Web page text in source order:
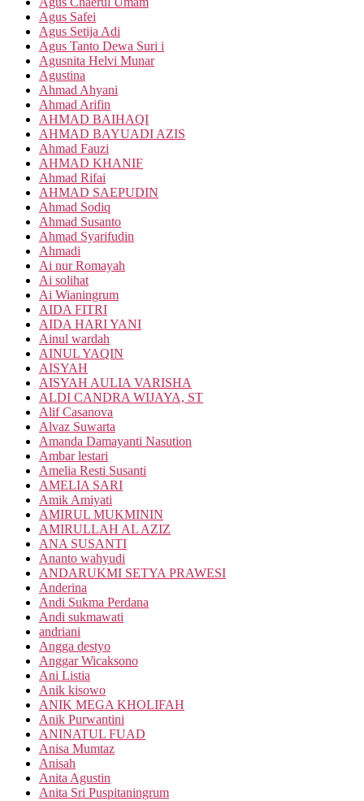
Agus Safei
Agus Setija Adi
Agus Tanto Dewa Suri i
Agusnita Helvi Munar
Agustina
Ahmad Ahyani
Ahmad Arifin
AHMAD BAIHAQI
AHMAD BAYUADI AZIS
Ahmad Fauzi
AHMAD KHANIF
Ahmad Rifai
AHMAD SAEPUDIN
Ahmad Sodiq
Ahmad Susanto
Ahmad Syarifudin
Ahmadi
Ai nur Romayah
Ai solihat
Ai Wianingrum
AIDA FITRI
AIDA HARI YANI
Ainul wardah
AINUL YAQIN
AISYAH
AISYAH AULIA VARISHA
ALDI CANDRA WIJAYA, ST
Alif Casanova
Alvaz Suwarta
Amanda Damayanti Nasution
Ambar lestari
Amelia Resti Susanti
AMELIA SARI
Amik Amiyati
AMIRUL MUKMININ
AMIRULLAH AL AZIZ
ANA SUSANTI
Ananto wahyudi
ANDARUKMI SETYA PRAWESI
Anderina
Andi Sukma Perdana
Andi sukmawati
andriani
Angga destyo
Anggar Wicaksono
Ani Listia
Anik kisowo
ANIK MEGA KHOLIFAH
Anik Purwantini
ANINATUL FUAD
Anisa Mumtaz
Anisah
Anita Agustin
Anita Sri Puspitaningrum